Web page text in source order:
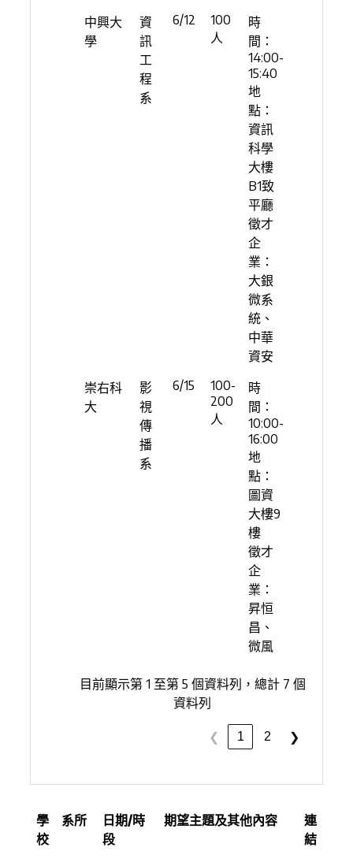
中興大
學
資
訊
工
程
系
6/12
100
人
時
間：
14:00-
15:40
地
點：
資訊
科學
大樓
B1致
平廳
徵才
企
業：
大銀
微系
統、
中華
資安
崇右科
大
影
視
傳
播
系
6/15
100-
200
人
時
間：
10:00-
16:00
地
點：
圖資
大樓9
樓
徵才
企
業：
昇恒
昌、
微風
目前顯示第 1 至第 5 個資料列，總計 7 個
資料列
❮ 1 2 ❯
學
校
系所
日期/時
段
期望主題及其他內容
連
結